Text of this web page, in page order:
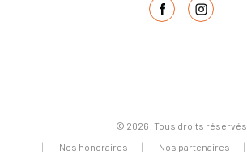
© 2026 | Tous droits réservés
Nos honoraires
Nos partenaires